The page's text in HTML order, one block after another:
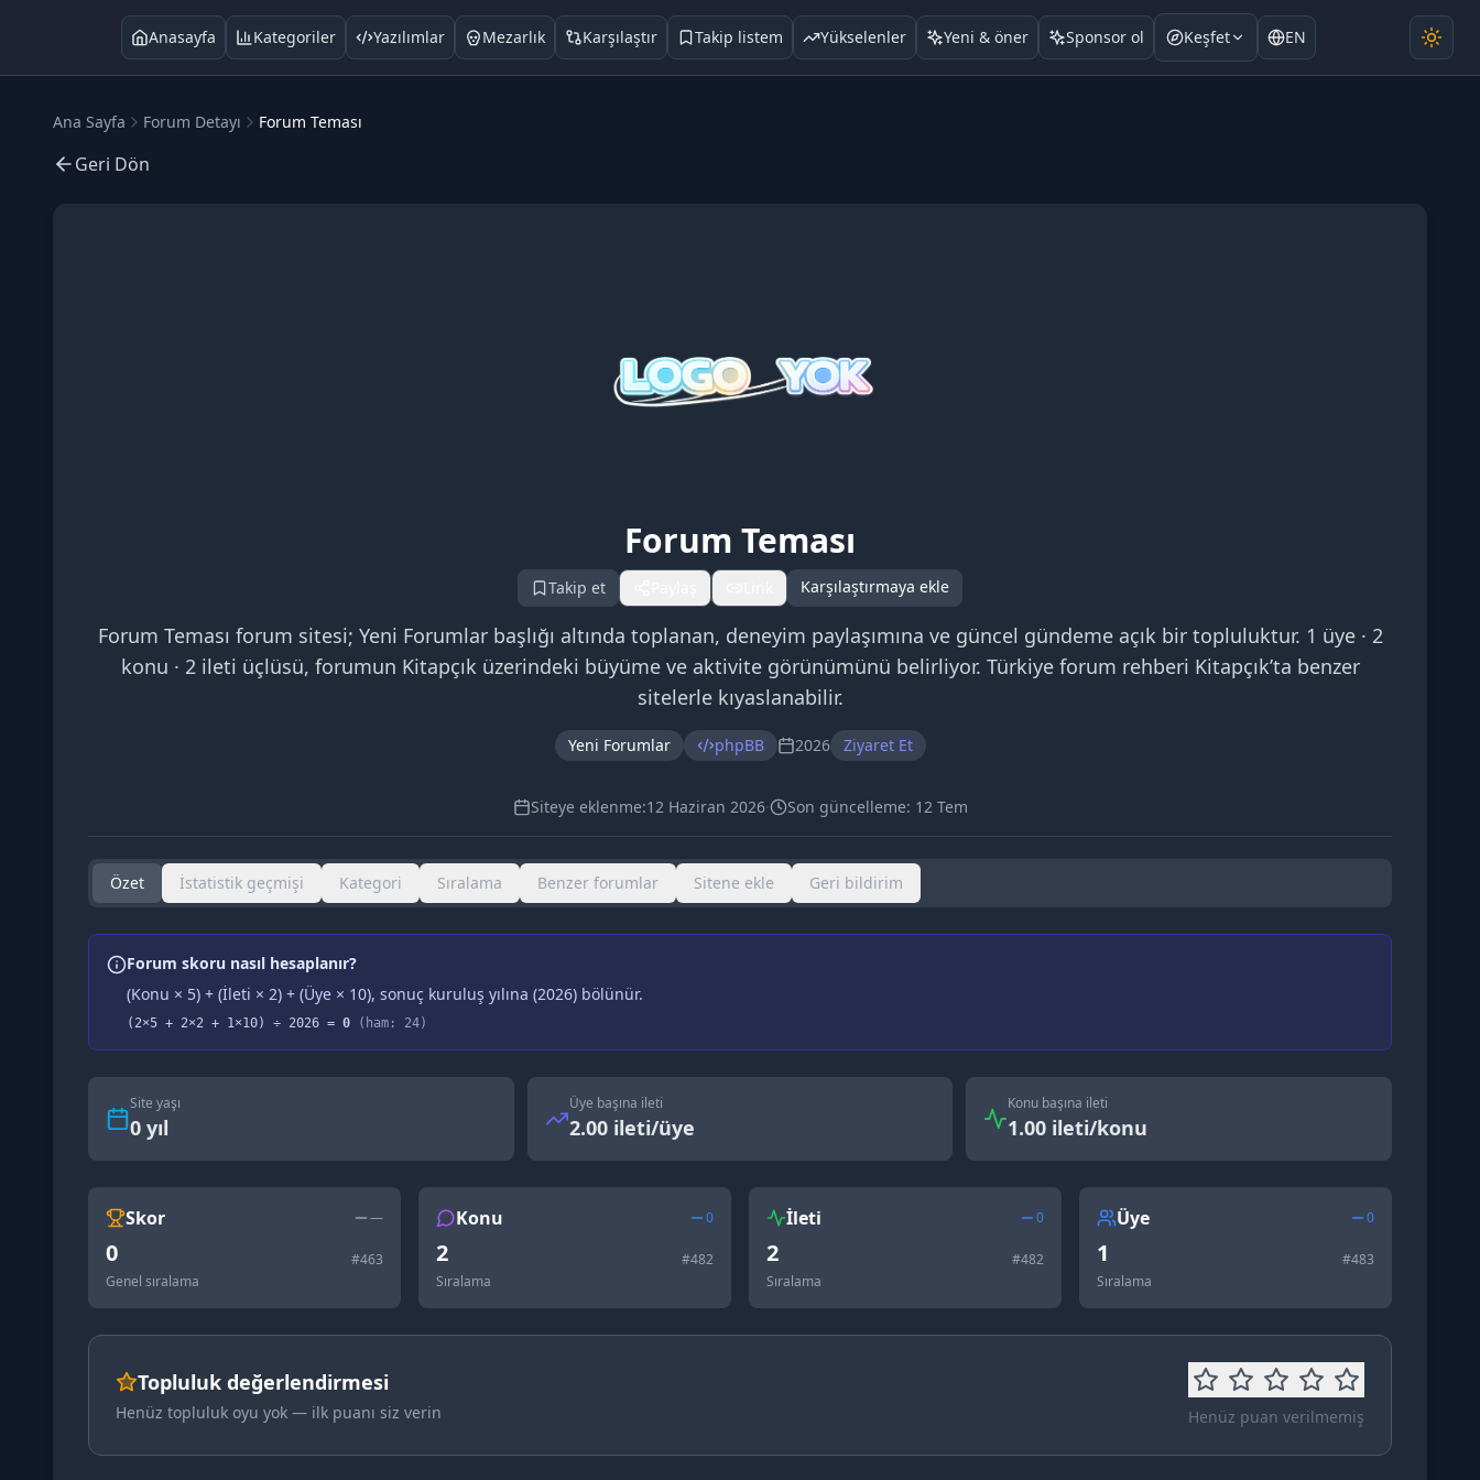
Anasayfa Kategoriler Yazılımlar Mezarlık Karşılaştır Takip listem Yükselenler Yeni & öner Sponsor ol Keşfet EN
Ana Sayfa Forum Detayı Forum Teması
Geri Dön
Forum Teması
Takip et Karşılaştırmaya ekle
Forum Teması forum sitesi; Yeni Forumlar başlığı altında toplanan, deneyim paylaşımına ve güncel gündeme açık bir topluluktur. 1 üye · 2
konu · 2 ileti üçlüsü, forumun Kitapçık üzerindeki büyüme ve aktivite görünümünü belirliyor. Türkiye forum rehberi Kitapçık’ta benzer
sitelerle kıyaslanabilir.
Yeni Forumlar phpBB 2026 Ziyaret Et
Siteye eklenme:12 Haziran 2026· Son güncelleme: 12 Tem
Özet İstatistik geçmişi Kategori Sıralama Benzer forumlar Sitene ekle Geri bildirim
Forum skoru nasıl hesaplanır?
(Konu × 5) + (İleti × 2) + (Üye × 10), sonuç kuruluş yılına (2026) bölünür.
( 2×5 + 2×2 + 1×10) ÷ 2026 = 0 (ham: 24)
Site yaşı
0 yıl
Üye başına ileti
2.00 ileti/üye
Konu başına ileti
1.00 ileti/konu
Skor —
0 #463
Genel sıralama
Konu 0
2 #482
Sıralama
İleti 0
2 #482
Sıralama
Üye 0
1 #483
Sıralama
Topluluk değerlendirmesi
Henüz topluluk oyu yok — ilk puanı siz verin Henüz puan verilmemiş